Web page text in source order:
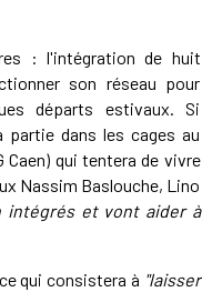
: l'intégration de huit
son réseau pour
départs estivaux. Si
partie dans les cages au
Caen) qui tentera de vivre
Nassim Baslouche, Lino
intégrés et vont aider à
qui consistera à "laisser